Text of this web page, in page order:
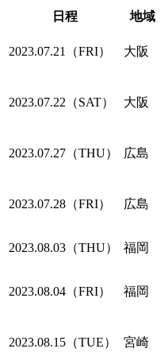
日程 地域
2023.07.21（FRI） 大阪
2023.07.22（SAT） 大阪
2023.07.27（THU） 広島
2023.07.28（FRI） 広島
2023.08.03（THU） 福岡
2023.08.04（FRI） 福岡
2023.08.15（TUE） 宮崎